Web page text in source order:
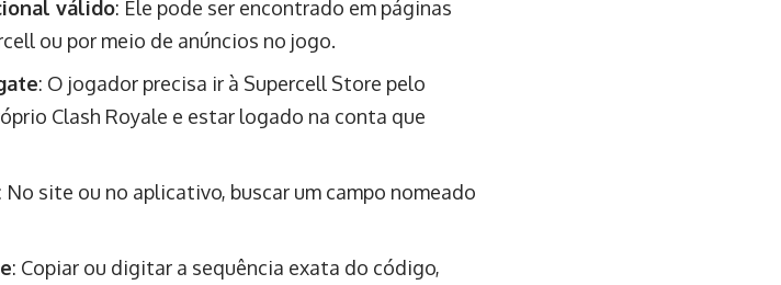
válido: Ele pode ser encontrado em páginas
ou por meio de anúncios no jogo.
: O jogador precisa ir à Supercell Store pelo
Clash Royale e estar logado na conta que
: No site ou no aplicativo, buscar um campo nomeado
: Copiar ou digitar a sequência exata do código,